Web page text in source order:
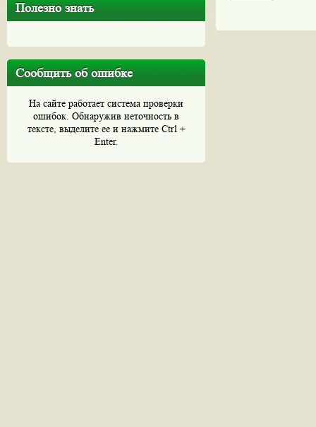
Полезно знать
Сообщить об ошибке
На сайте работает система проверки
ошибок. Обнаружив неточность в
тексте, выделите ее и нажмите Ctrl +
Enter.